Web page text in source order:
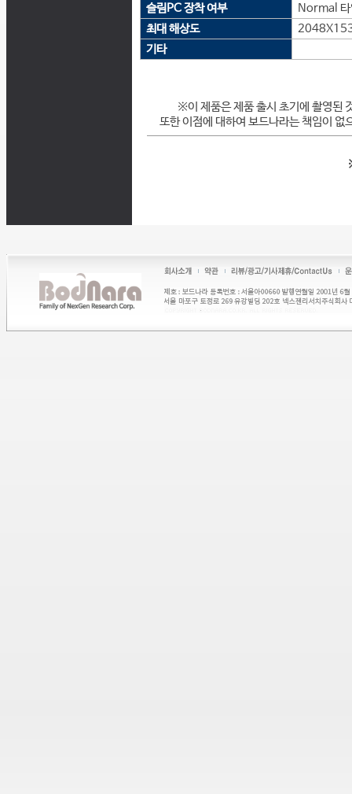
슬림PC 장착 여부
Normal 타
최대 해상도
기타
※이 제품은 제품 출시 초기에 촬영된
또한 이점에 대하여 보드나라는 책임이 없